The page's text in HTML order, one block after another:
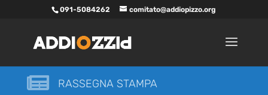
091-5084262 comitato@addiopizzo.org
 RASSEGNA STAMPA